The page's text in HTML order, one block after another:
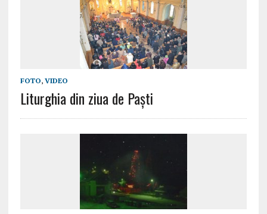
FOTO, VIDEO
Liturghia din ziua de Paști